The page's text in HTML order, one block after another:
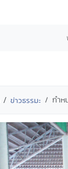
ข่าวธรรมะ กำห